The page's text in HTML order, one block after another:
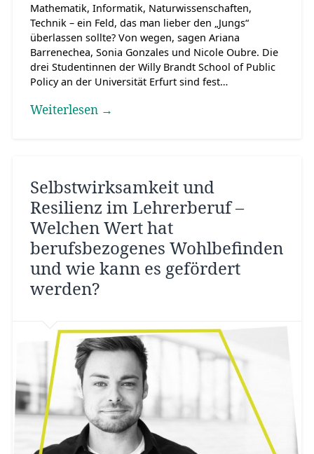
Mathematik, Informatik, Naturwissenschaften,
Technik – ein Feld, das man lieber den „Jungs“
überlassen sollte? Von wegen, sagen Ariana
Barrenechea, Sonia Gonzales und Nicole Oubre. Die
drei Studentinnen der Willy Brandt School of Public
Policy an der Universität Erfurt sind fest…
Weiterlesen →
Selbstwirksamkeit und
Resilienz im Lehrerberuf –
Welchen Wert hat
berufsbezogenes Wohlbefinden
und wie kann es gefördert
werden?